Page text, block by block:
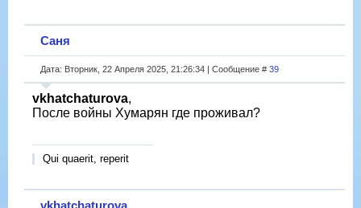
Саня
Дата: Вторник, 22 Апреля 2025, 21:26:34 | Сообщение # 39
vkhatchaturova,
После войны Хумарян где проживал?
Qui quaerit, reperit
vkhatchaturova